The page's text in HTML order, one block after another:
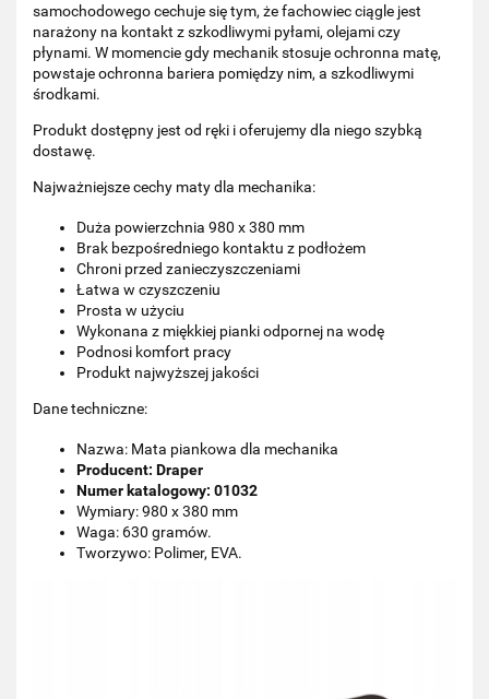
samochodowego cechuje się tym, że fachowiec ciągle jest
narażony na kontakt z szkodliwymi pyłami, olejami czy
płynami. W momencie gdy mechanik stosuje ochronna matę,
powstaje ochronna bariera pomiędzy nim, a szkodliwymi
środkami.
Produkt dostępny jest od ręki i oferujemy dla niego szybką
dostawę.
Najważniejsze cechy maty dla mechanika:
Duża powierzchnia 980 x 380 mm
Brak bezpośredniego kontaktu z podłożem
Chroni przed zanieczyszczeniami
Łatwa w czyszczeniu
Prosta w użyciu
Wykonana z miękkiej pianki odpornej na wodę
Podnosi komfort pracy
Produkt najwyższej jakości
Dane techniczne:
Nazwa: Mata piankowa dla mechanika
Producent: Draper
Numer katalogowy: 01032
Wymiary: 980 x 380 mm
Waga: 630 gramów.
Tworzywo: Polimer, EVA.